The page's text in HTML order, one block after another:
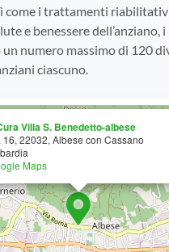
come i trattamenti
e benessere dell’anziano,
numero massimo di 120
ciascuno.
Villa S. Benedetto-albese
16, 22032, Albese con Cassano
Maps